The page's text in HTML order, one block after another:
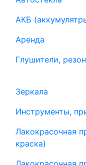
АКБ
Аренда
Глушители,
Зеркала
Инструменты,
Лакокрасочная
краска)